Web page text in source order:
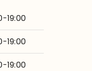
19:00
19:00
19:00